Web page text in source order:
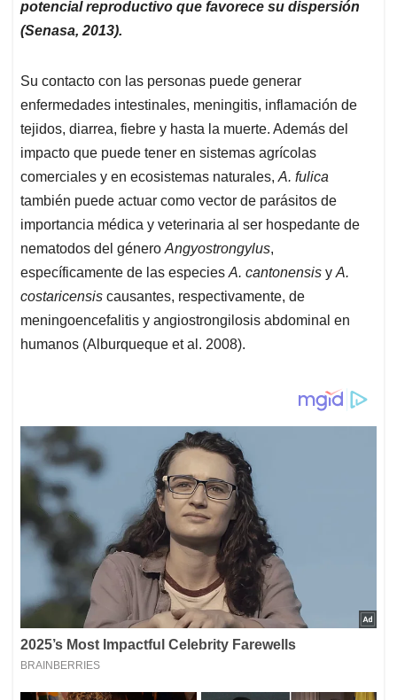
potencial reproductivo que favorece su dispersión
(Senasa, 2013).
Su contacto con las personas puede generar
enfermedades intestinales, meningitis, inflamación de
tejidos, diarrea, fiebre y hasta la muerte. Además del
impacto que puede tener en sistemas agrícolas
comerciales y en ecosistemas naturales, A. fulica
también puede actuar como vector de parásitos de
importancia médica y veterinaria al ser hospedante de
nematodos del género Angyostrongylus,
específicamente de las especies A. cantonensis y A.
costaricensis causantes, respectivamente, de
meningoencefalitis y angiostrongilosis abdominal en
humanos (Alburqueque et al. 2008).